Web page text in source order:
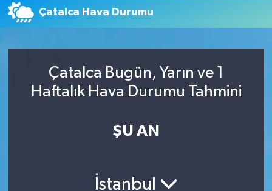
Çatalca Hava Durumu
Çatalca Bugün, Yarın ve 1
Haftalık Hava Durumu Tahmini
ŞU AN
İstanbul
Dünya
Ekonomi
Eskişehir
TFF 3.Lig 4.Grup Puan Durumu ve Fikstür
Son Dakika Haberleri
Haber Arşivi